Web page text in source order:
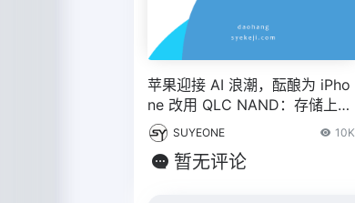
苹果迎接 AI 浪潮，酝酿为 iPho
ne 改用 QLC NAND：存储上限
至 2TBSUYEONE 10K
暂无评论